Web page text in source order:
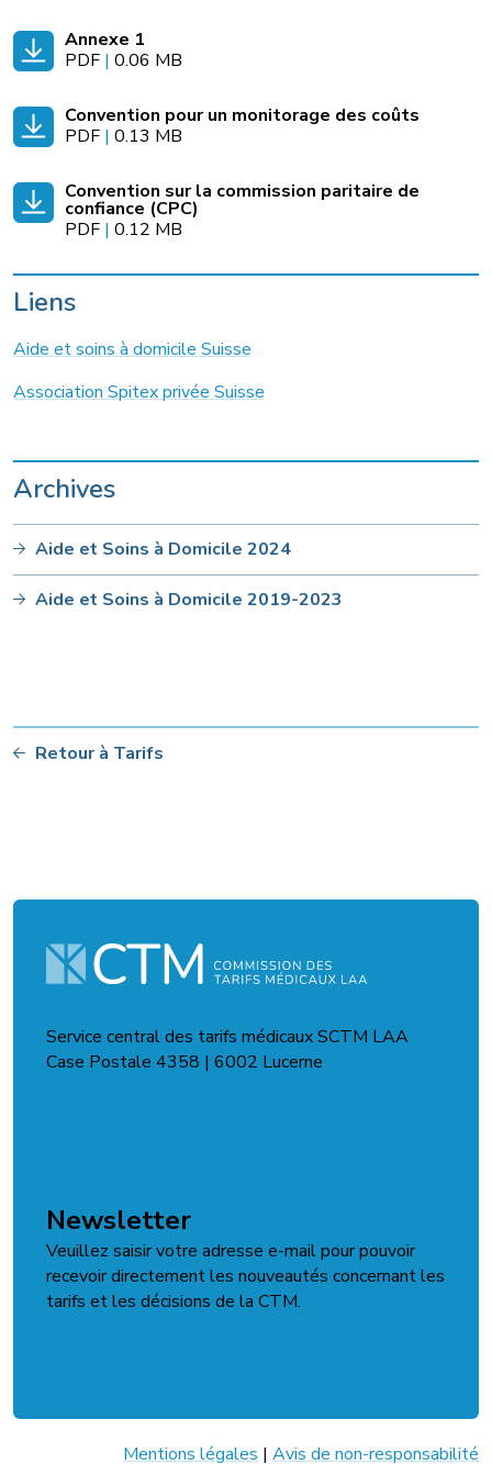
Annexe 1
PDF | 0.06 MB
Convention pour un monitorage des coûts
PDF | 0.13 MB
Convention sur la commission paritaire de
confiance (CPC)
PDF | 0.12 MB
Liens
Aide et soins à domicile Suisse
Association Spitex privée Suisse
Archives
Aide et Soins à Domicile 2024
Aide et Soins à Domicile 2019-2023
Retour à Tarifs
Service central des tarifs médicaux SCTM LAA
Case Postale 4358 | 6002 Lucerne
Newsletter
Veuillez saisir votre adresse e-mail pour pouvoir
recevoir directement les nouveautés concernant les
tarifs et les décisions de la CTM.
Mentions légales | Avis de non-responsabilité